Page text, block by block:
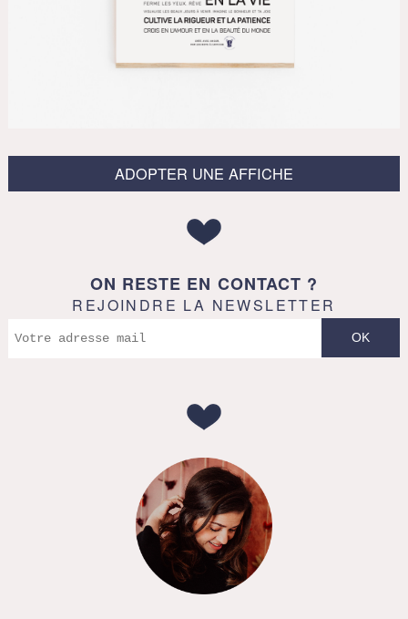
ADOPTER UNE AFFICHE
ON RESTE EN CONTACT ?
REJOINDRE LA NEWSLETTER